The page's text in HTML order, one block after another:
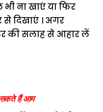
ना खाएं या फिर
से दिखाएं । अगर
की सलाह से आहार लें
सकते हैं आम